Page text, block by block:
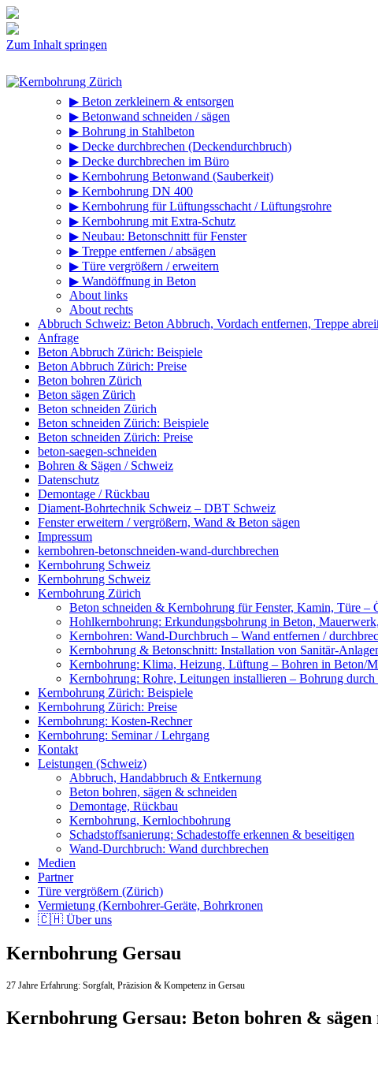
Zum Inhalt springen
▶ Beton zerkleinern & entsorgen
▶ Betonwand schneiden / sägen
▶ Bohrung in Stahlbeton
▶ Decke durchbrechen (Deckendurchbruch)
▶ Decke durchbrechen im Büro
▶ Kernbohrung Betonwand (Sauberkeit)
▶ Kernbohrung DN 400
▶ Kernbohrung für Lüftungsschacht / Lüftungsrohre
▶ Kernbohrung mit Extra-Schutz
▶ Neubau: Betonschnitt für Fenster
▶ Treppe entfernen / absägen
▶ Türe vergrößern / erweitern
▶ Wandöffnung in Beton
About links
About rechts
Abbruch Schweiz: Beton Abbruch, Vordach entfernen, Treppe
Anfrage
Beton Abbruch Zürich: Beispiele
Beton Abbruch Zürich: Preise
Beton bohren Zürich
Beton sägen Zürich
Beton schneiden Zürich
Beton schneiden Zürich: Beispiele
Beton schneiden Zürich: Preise
beton-saegen-schneiden
Bohren & Sägen / Schweiz
Datenschutz
Demontage / Rückbau
Diament-Bohrtechnik Schweiz – DBT Schweiz
Fenster erweitern / vergrößern, Wand & Beton sägen
Impressum
kernbohren-betonschneiden-wand-durchbrechen
Kernbohrung Schweiz
Kernbohrung Schweiz
Kernbohrung Zürich
Beton schneiden & Kernbohrung für Fenster, Kamin, Türe –
Hohlkernbohrung: Erkundungsbohrung in Beton,
Kernbohren: Wand-Durchbruch – Wand entfernen /
Kernbohrung & Betonschnitt: Installation von Sanitär-
Kernbohrung: Klima, Heizung, Lüftung – Bohren in Beton/
Kernbohrung: Rohre, Leitungen installieren – Bohrung
Kernbohrung Zürich: Beispiele
Kernbohrung Zürich: Preise
Kernbohrung: Kosten-Rechner
Kernbohrung: Seminar / Lehrgang
Kontakt
Leistungen (Schweiz)
Abbruch, Handabbruch & Entkernung
Beton bohren, sägen & schneiden
Demontage, Rückbau
Kernbohrung, Kernlochbohrung
Schadstoffsanierung: Schadestoffe erkennen & beseitigen
Wand-Durchbruch: Wand durchbrechen
Medien
Partner
Türe vergrößern (Zürich)
Vermietung (Kernbohrer-Geräte, Bohrkronen
🇨🇭 Über uns
Kernbohrung Gersau
27 Jahre Erfahrung: Sorgfalt, Präzision & Kompetenz in Gersau
Kernbohrung Gersau: Beton bohren & sägen